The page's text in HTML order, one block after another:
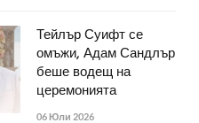
Тейлър Суифт се
омъжи, Адам Сандлър
беше водещ на
церемонията
06 Юли 2026